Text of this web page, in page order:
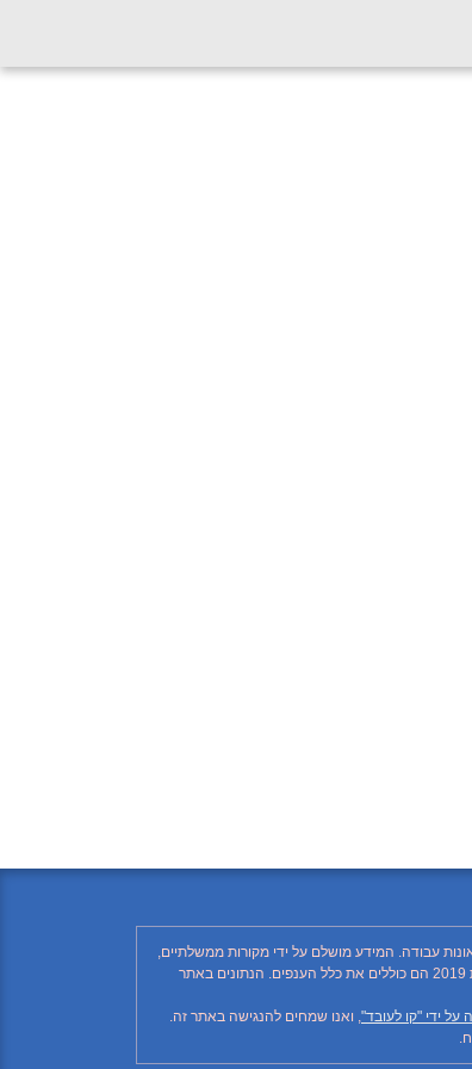
עבודה. המידע מושלם על ידי מקורות ממשלתיים,
רשתות חברתיות ותקשורת ממסדית. בהתאם לזאת, יתכן ויחסרו פרטים, והנתונים חלקיים בלבד. הנתונים בטבלה עד לשנת 2018 כוללים את ענף הבנייה בלבד. משנת 2019 הם כוללים את כלל הענפים. הנתונים באתר
ידי "קו לעובד", ואנו שמחים להנגישה באתר זה.